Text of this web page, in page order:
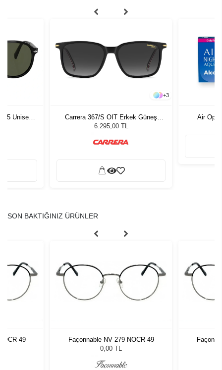
55 Unisex
+3
Carrera 367/S OIT Erkek Güneş
Gözlüğü
6.295,00 TL
Air
SON BAKTIĞINIZ ÜRÜNLER
49
Façonnable NV 279 NOCR 49
0,00 TL